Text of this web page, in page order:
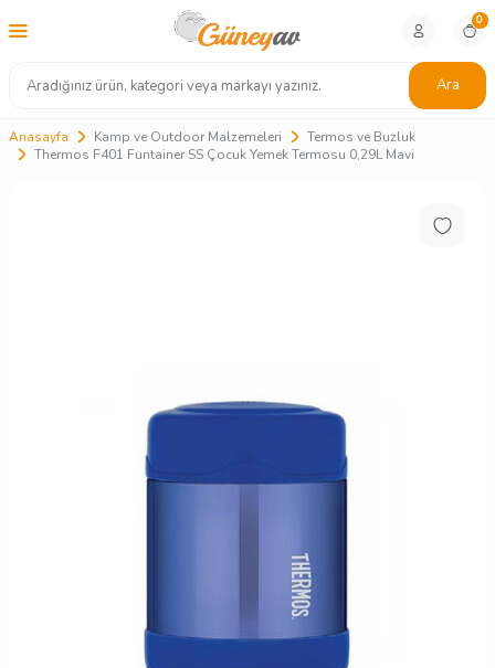
Ara
0
Anasayfa Kamp ve Outdoor Malzemeleri
Termos ve Buzluk
Thermos F401 Funtainer SS Çocuk Yemek Termosu 0,29L Mavi